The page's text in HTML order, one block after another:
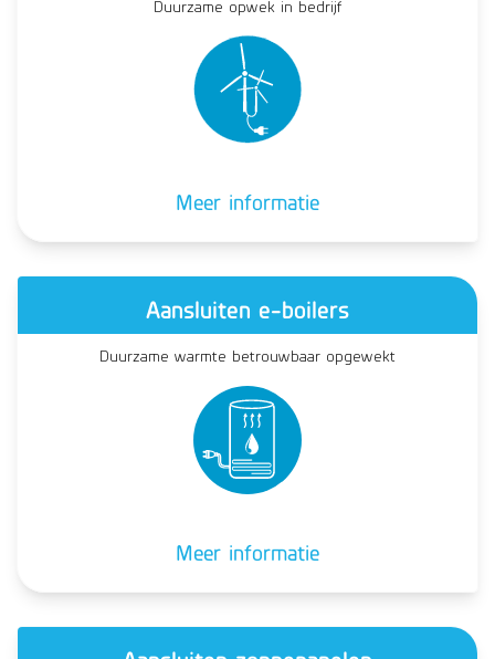
Duurzame opwek in bedrijf
Meer informatie
Aansluiten e-boilers
Duurzame warmte betrouwbaar opgewekt
Meer informatie